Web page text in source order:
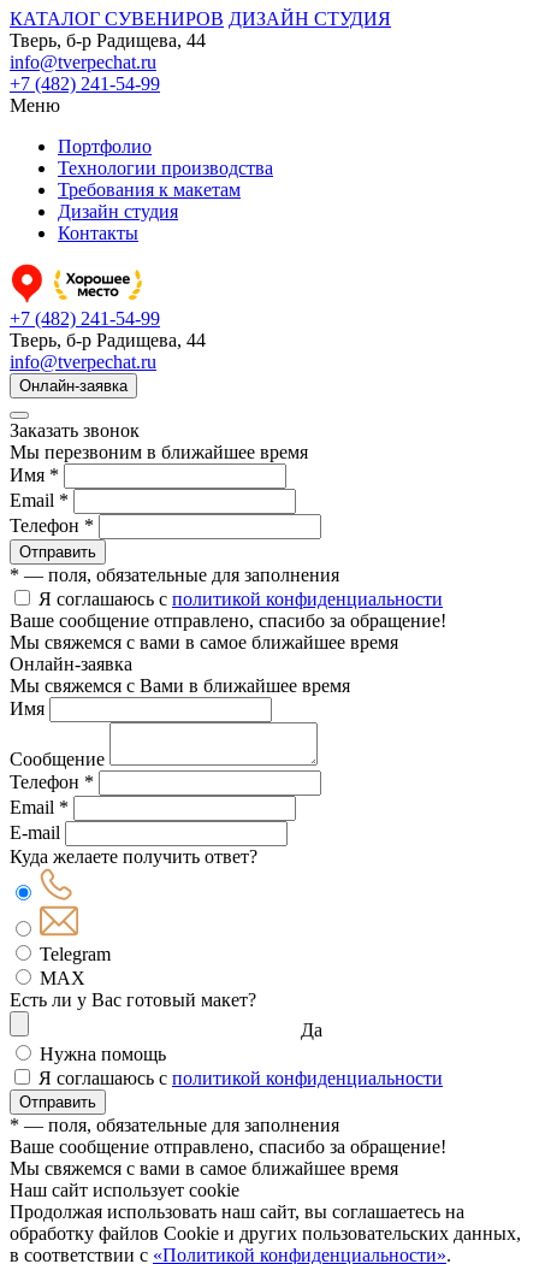
КАТАЛОГ СУВЕНИРОВ ДИЗАЙН СТУДИЯ
Тверь, б-р Радищева, 44
info@tverpechat.ru
+7 (482) 241-54-99
Меню
Портфолио
Технологии производства
Требования к макетам
Дизайн студия
Контакты
+7 (482) 241-54-99
Тверь, б-р Радищева, 44
info@tverpechat.ru
Онлайн-заявка
Заказать звонок
Мы перезвоним в ближайшее время
Имя *
Email *
Телефон *
Отправить
* — поля, обязательные для заполнения
Я соглашаюсь с политикой конфиденциальности
Ваше сообщение отправлено, спасибо за обращение!
Мы свяжемся с вами в самое ближайшее время
Онлайн-заявка
Мы свяжемся с Вами в ближайшее время
Имя
Сообщение
Телефон *
Email *
E-mail
Куда желаете получить ответ?
Telegram
MAX
Есть ли у Вас готовый макет?
Да
Нужна помощь
Я соглашаюсь с политикой конфиденциальности
Отправить
* — поля, обязательные для заполнения
Ваше сообщение отправлено, спасибо за обращение!
Мы свяжемся с вами в самое ближайшее время
Наш сайт использует cookie
Продолжая использовать наш сайт, вы соглашаетесь на
обработку файлов Сookie и других пользовательских данных,
в соответствии с «Политикой конфиденциальности».